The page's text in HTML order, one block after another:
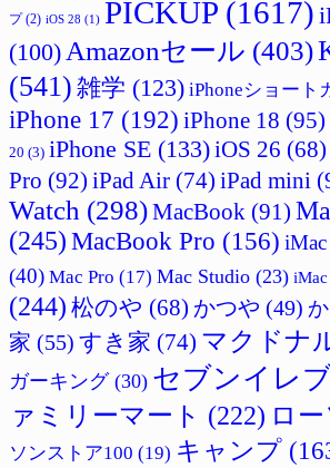
プ(2) iOS 28 (1) PICKUP (1617)
(100)Amazonセール (403)
(541) 雑学 (123) iPhoneショート
iPhone 17 (192) iPhone 18 (95)
20 (3) iPhone SE (133)iOS 26 (68)
Pro (92) iPad Air (74) iPad mini
Watch (298)MacBook (91)
(245) MacBook Pro (156) iMac
(40) Mac Pro (17) Mac Studio (23) iMac
(244) 松のや (68) かつや (49)
家 (55) すき家 (74) マクドナ
ガーキング(30) セブンイレ
ァミリーマート (222) ロ
ソンストア100 (19) キャンプ